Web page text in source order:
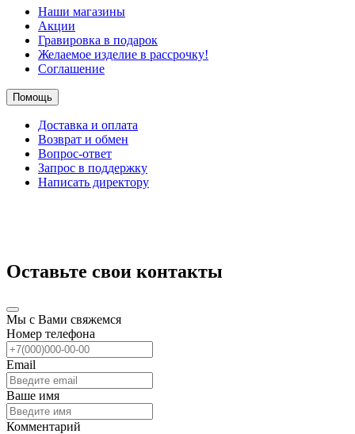
Наши магазины
Акции
Гравировка в подарок
Желаемое изделие в рассрочку!
Соглашение
Помощь
Доставка и оплата
Возврат и обмен
Вопрос-ответ
Запрос в поддержку
Написать директору
Оставьте свои контакты
Мы с Вами свяжемся
Номер телефона
Email
Ваше имя
Комментарий